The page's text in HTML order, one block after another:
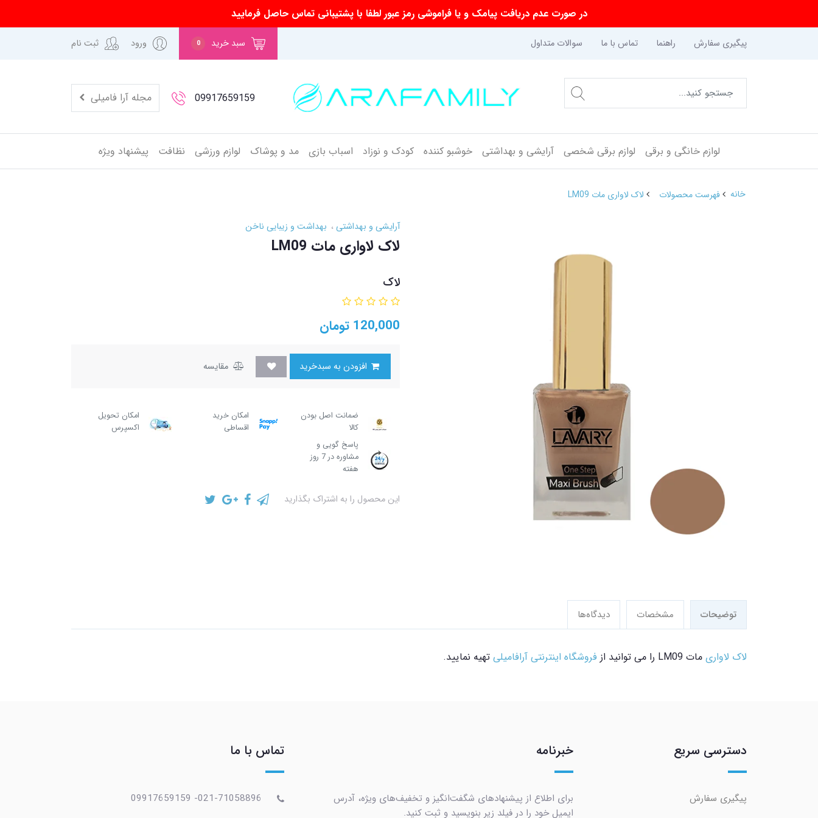
در صورت عدم دریافت پیامک و یا فراموشی رمز عبور لطفا با پشتیبانی تماس حاصل فرمایید
پیگیری سفارش راهنما تماس با ما سوالات متداول سبد خرید 0 ورود ثبت نام
09917659159 مجله آرا فامیلی
لوازم خانگی و برقی لوازم برقی شخصی آرایشی و بهداشتی خوشبو کننده کودک و نوزاد اسباب بازی مد و پوشاک لوازم ورزشی نظافت پیشنهاد ویژه
خانه فهرست محصولات لاک لاواری مات LM09
آرایشی و بهداشتی بهداشت و زیبایی ناخن
لاک لاواری مات LM09
لاک
120,000 تومان
مقایسه
ضمانت اصل بودن
کالا
امکان خرید
اقساطی
امکان تحویل
اکسپرس
پاسخ گویی و
مشاوره در 7 روز
هفته
این محصول را به اشتراک بگذارید
توضیحات مشخصات دیدگاه‌ها
لاک لاواری مات LM09 را می توانید از فروشگاه اینترنتی آرافامیلی تهیه نمایید.
دسترسی سریع
پیگیری سفارش
خبرنامه
برای اطلاع از پیشنهادهای شگفت‌انگیز و تخفیف‌های ویژه، آدرس
ایمیل خود را در فیلد زیر بنویسید و ثبت کنید.
تماس با ما